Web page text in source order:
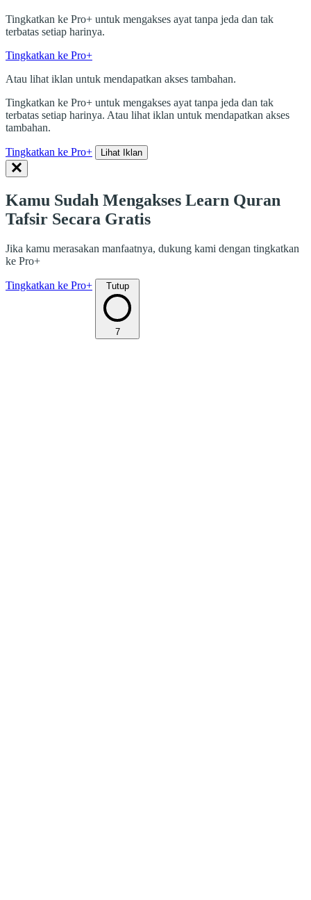
Tingkatkan ke Pro+ untuk mengakses ayat tanpa jeda dan tak
terbatas setiap harinya.
Tingkatkan ke Pro+
Atau lihat iklan untuk mendapatkan akses tambahan.
Tingkatkan ke Pro+ untuk mengakses ayat tanpa jeda dan tak
terbatas setiap harinya. Atau lihat iklan untuk mendapatkan akses
tambahan.
Tingkatkan ke Pro+ Lihat Iklan
Kamu Sudah Mengakses Learn Quran
Tafsir Secara Gratis
Jika kamu merasakan manfaatnya, dukung kami dengan tingkatkan
ke Pro+
Tingkatkan ke Pro+ Tutup
7